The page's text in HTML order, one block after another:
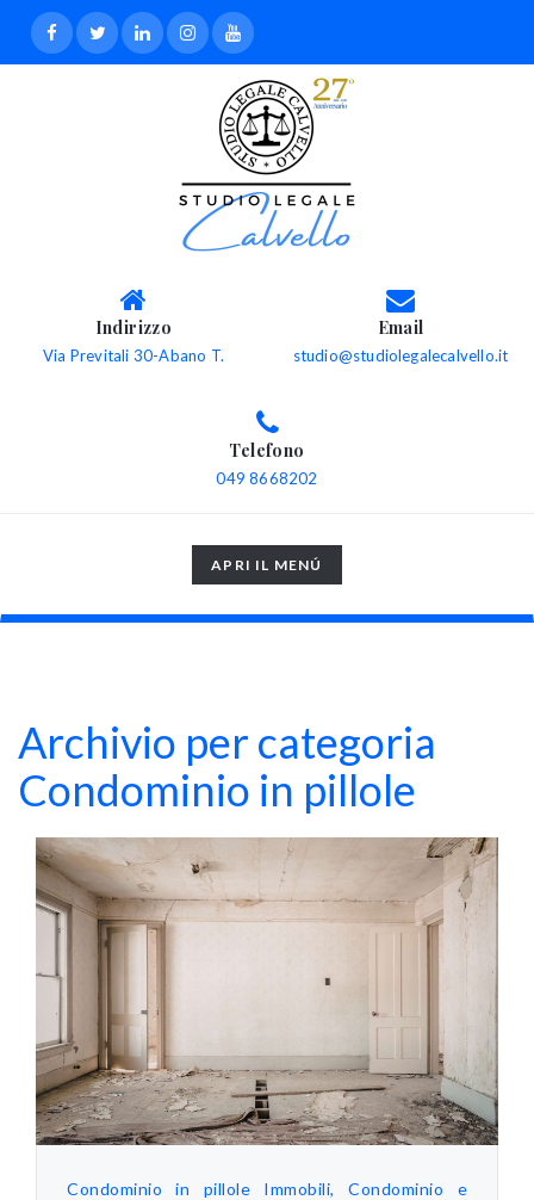
Indirizzo
Via Previtali 30-Abano T.
Email
studio@studiolegalecalvello.it
Telefono
049 8668202
TOGGLE
NAVIGATION
APRI IL MENÚ
Archivio per categoria
Condominio in pillole
Condominio in pillole
Immobili, Condominio e